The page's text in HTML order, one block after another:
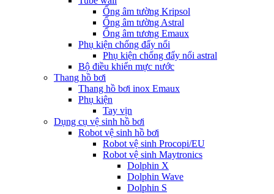
Ống âm tường Kripsol
Ống âm tường Astral
Ống âm tương Emaux
Phụ kiện chống đẩy nổi
Phụ kiện chống đẩy nổi astral
Bộ điều khiển mực nước
Thang hồ bơi
Thang hồ bơi inox Emaux
Phụ kiện
Tay vịn
Dụng cụ vệ sinh hồ bơi
Robot vệ sinh hồ bơi
Robot vệ sinh Procopi/EU
Robot vệ sinh Maytronics
Dolphin X
Dolphin Wave
Dolphin S